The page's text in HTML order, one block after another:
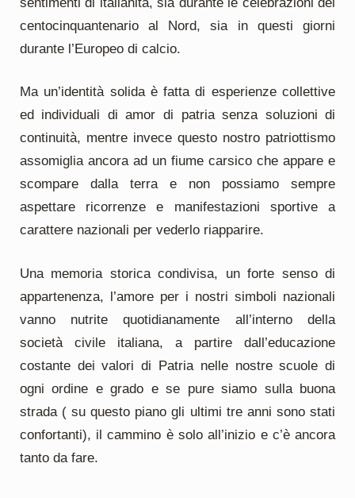
centocinquantenario al Nord, sia in questi giorni
durante l’Europeo di calcio.
Ma un’identità solida è fatta di esperienze collettive
ed individuali di amor di patria senza soluzioni di
continuità, mentre invece questo nostro patriottismo
assomiglia ancora ad un fiume carsico che appare e
scompare dalla terra e non possiamo sempre
aspettare ricorrenze e manifestazioni sportive a
carattere nazionali per vederlo riapparire.
Una memoria storica condivisa, un forte senso di
appartenenza, l’amore per i nostri simboli nazionali
vanno nutrite quotidianamente all’interno della
società civile italiana, a partire dall’educazione
costante dei valori di Patria nelle nostre scuole di
ogni ordine e grado e se pure siamo sulla buona
strada ( su questo piano gli ultimi tre anni sono stati
confortanti), il cammino è solo all’inizio e c’è ancora
tanto da fare.